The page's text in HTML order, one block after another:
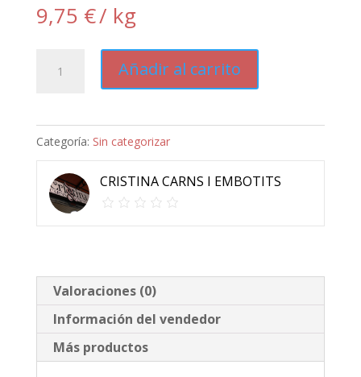
9,75 €/ kg
cantidad
Añadir al carrito
Categoría: Sin categorizar
CRISTINA CARNS I EMBOTITS
Valoraciones (0)
Información del vendedor
Más productos